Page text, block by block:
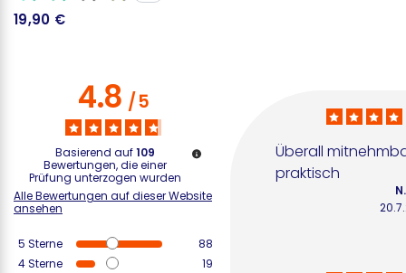
19,90 €
4.8/5
Basierend auf109
Bewertungen, die einer
Prüfung unterzogen wurden
Alle Bewertungen auf dieser Website
ansehen
5 Sterne
88
4Sterne
19
Überall
praktisch